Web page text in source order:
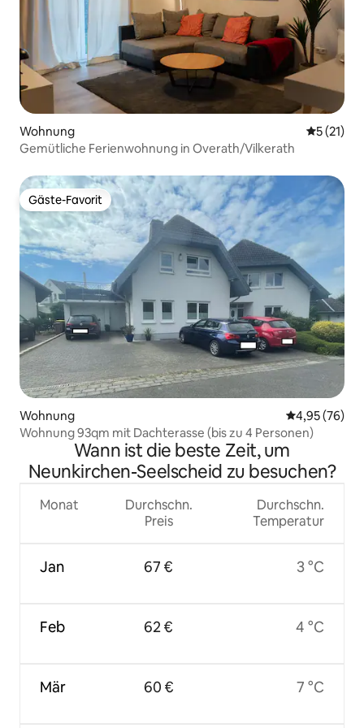
Wohnung
5 (21)
Gemütliche Ferienwohnung in Overath/Vilkerath
Gäste-Favorit
Gäste-Favorit
Wohnung
4,95 (76)
Wohnung 93qm mit Dachterasse (bis zu 4 Personen)
Wann ist die beste Zeit, um
Neunkirchen-Seelscheid zu besuchen?
Monat
Jan
Feb
Mär
Durchschn.
Preis
67 €
62 €
60 €
Durchschn.
Temperatur
3 °C
4 °C
7 °C